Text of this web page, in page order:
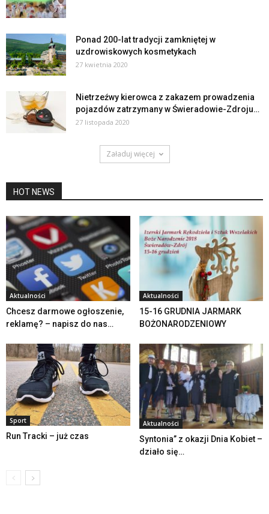
Ponad 200-lat tradycji zamkniętej w
uzdrowiskowych kosmetykach
27 kwietnia 2020
Nietrzeźwy kierowca z zakazem prowadzenia
pojazdów zatrzymany w Świeradowie-Zdroju…
27 listopada 2020
Załaduj więcej
HOT NEWS
Aktualności
Chcesz darmowe ogłoszenie,
reklamę? – napisz do nas…
Aktualności
15-16 GRUDNIA JARMARK
BOŻONARODZENIOWY
Sport
Run Tracki – już czas
Aktualności
Syntonia” z okazji Dnia Kobiet –
działo się…